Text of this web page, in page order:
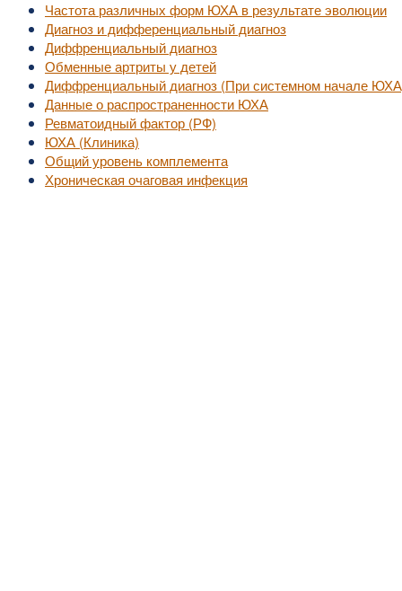
Частота различных форм ЮХА в результате эволюции
Диагноз и дифференциальный диагноз
Диффренциальный диагноз
Обменные артриты у детей
Диффренциальный диагноз (При системном начале
Данные о распространенности ЮХА
Ревматоидный фактор (РФ)
ЮХА (Клиника)
Общий уровень комплемента
Хроническая очаговая инфекция